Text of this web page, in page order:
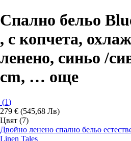
Спално бельо
, с копчета,
ленено, синьо /
cm, … още
(1)
279 € (545,68 Лв)
Цвят (7)
Двойно ленено спално бельо
Linen Tales